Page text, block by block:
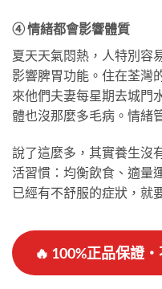
④ 情緒都會影響體質
夏天天氣悶熱，人特別容
影響脾胃功能。住在荃灣
來他們夫妻每星期去城門
體也沒那麼多毛病。情緒
說了這麼多，其實養生沒
活習慣：均衡飲食、適量
已經有不舒服的症狀，就
🔥 100%正品保證